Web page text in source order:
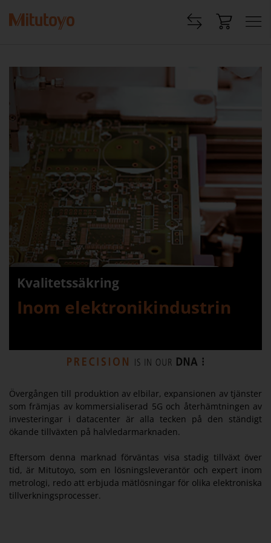
Kvalitetssäkring
Inom elektronikindustrin
Övergången till produktion av elbilar, expansionen av tjänster
som främjas av kommersialiserad 5G och återhämtningen av
investeringar i datacenter är alla tecken på den ständigt
ökande tillväxten på halvledarmarknaden.
Eftersom denna marknad förväntas visa stadig tillväxt över
tid, är Mitutoyo, som en lösningsleverantör och expert inom
metrologi, redo att erbjuda mätlösningar för olika elektroniska
tillverkningsprocesser.